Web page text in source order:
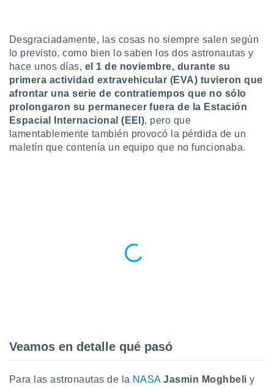
más
nuestra
de
Desgraciadamente, las cosas no siempre salen según
lo previsto, como bien lo saben los dos astronautas y
hace unos días, el 1 de noviembre, durante su
primera actividad extravehicular (EVA) tuvieron que
afrontar una serie de contratiempos que no sólo
prolongaron su permanecer fuera de la Estación
Espacial Internacional (EEI), pero que
lamentablemente también provocó la pérdida de un
maletín que contenía un equipo que no funcionaba.
Veamos en detalle qué pasó
Para las astronautas de la NASA Jasmin Moghbeli y